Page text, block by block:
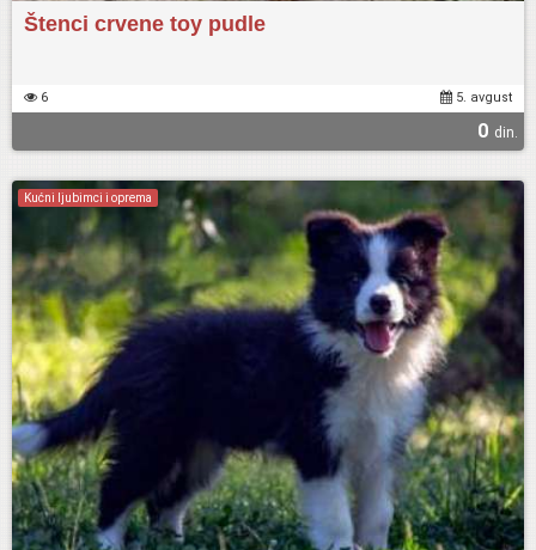
Štenci crvene toy pudle
6 5. avgust
0 din.
Kućni ljubimci i oprema